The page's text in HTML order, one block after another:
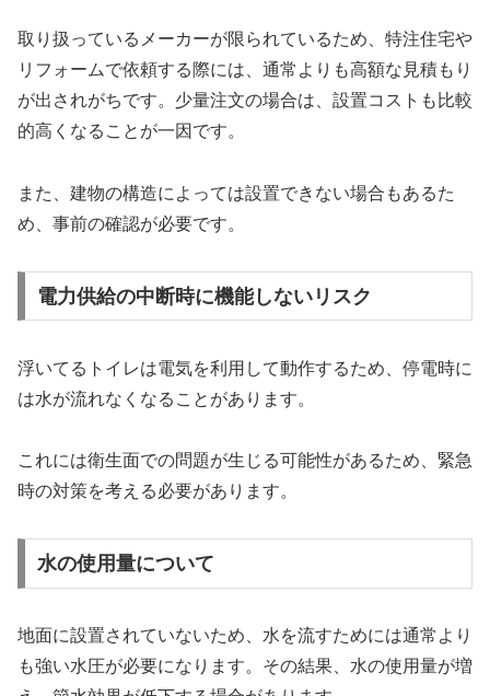
取り扱っているメーカーが限られているため、特注住宅や
リフォームで依頼する際には、通常よりも高額な見積もり
が出されがちです。少量注文の場合は、設置コストも比較
的高くなることが一因です。
また、建物の構造によっては設置できない場合もあるた
め、事前の確認が必要です。
電力供給の中断時に機能しないリスク
浮いてるトイレは電気を利用して動作するため、停電時に
は水が流れなくなることがあります。
これには衛生面での問題が生じる可能性があるため、緊急
時の対策を考える必要があります。
水の使用量について
地面に設置されていないため、水を流すためには通常より
も強い水圧が必要になります。その結果、水の使用量が増